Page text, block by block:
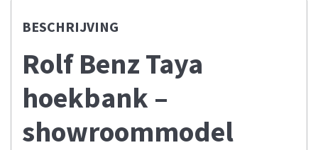
BESCHRIJVING
Rolf Benz Taya
hoekbank –
showroommodel